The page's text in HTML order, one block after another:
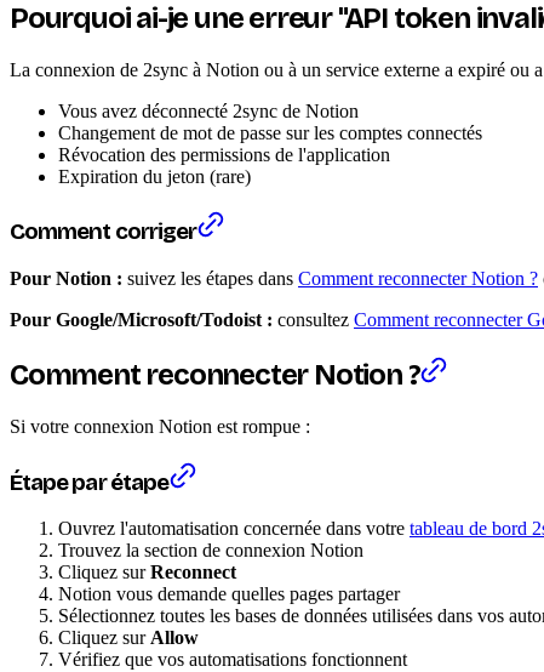
Pourquoi ai-je une erreur "API token
La connexion de 2sync à Notion ou à un service externe a expiré ou
Vous avez déconnecté 2sync de Notion
Changement de mot de passe sur les comptes connectés
Révocation des permissions de l'application
Expiration du jeton (rare)
Comment corriger
Pour Notion : suivez les étapes dans Comment reconnecter Notion ?
Pour Google/Microsoft/Todoist : consultez Comment reconnecter
Comment reconnecter Notion ?
Si votre connexion Notion est rompue :
Étape par étape
Ouvrez l'automatisation concernée dans votre tableau de bord
Trouvez la section de connexion Notion
Cliquez surReconnect
Notion vous demande quelles pages partager
Sélectionnez toutes les bases de données utilisées dans vos
Cliquez sur Allow
Vérifiez que vos automatisations fonctionnent